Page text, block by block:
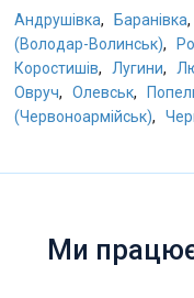
Андрушівка, Баранівка,
(Володар-Волинськ),
Коростишів, Лугини,
Овруч, Олевськ,
(Червоноармійськ),
Ми